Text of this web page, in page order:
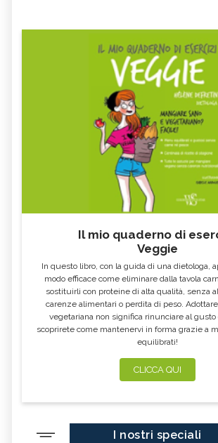
IMPATTI DEI CAMBIAMENTI
GPL
CASE IN LEGNO
OLIO ESAUSTO
AVVOCATO AMBIENTALE B CORP
COMUNITÀ
GLIFOSATO
ECOVILLAGGIO
ARCHITETTO PAESAGGISTA
COSA SONO I
SAPONE
PERCARBONATO DEEP SEA
CASETTE DELLE STELLE
JANE FONDA GREENPEACE
WOMEN
PANNELI SOLARI
FOLIAGE SIR DAVID
Il mio quaderno di
Veggie
In questo libro, con la guida di una dietologa,
modo efficace come eliminare dalla tavola
sostituirli con proteine di alta qualità, senza
carenze alimentari o perdita di peso.
vegetariana non significa rinunciare al gusto
scoprirete come mantenervi in forma grazie a
equilibrati!
CLICCA QUI
I nostri speciali